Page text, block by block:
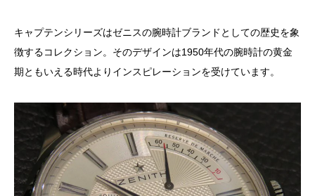
キャプテンシリーズはゼニスの腕時計ブランドとしての歴史を象
徴するコレクション。そのデザインは1950年代の腕時計の黄金
期ともいえる時代よりインスピレーションを受けています。